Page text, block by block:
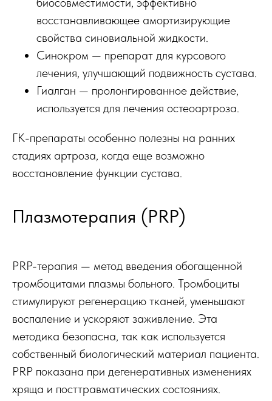
восстанавливающее амортизирующие
свойства синовиальной жидкости.
Синокром — препарат для курсового
лечения, улучшающий подвижность сустава.
Гиалган — пролонгированное действие,
используется для лечения остеоартроза.
ГК-препараты особенно полезны на ранних
стадиях артроза, когда еще возможно
восстановление функции сустава.
Плазмотерапия (PRP)
PRP-терапия — метод введения обогащенной
тромбоцитами плазмы больного. Тромбоциты
стимулируют регенерацию тканей, уменьшают
воспаление и ускоряют заживление. Эта
методика безопасна, так как используется
собственный биологический материал пациента.
PRP показана при дегенеративных изменениях
хряща и посттравматических состояниях.